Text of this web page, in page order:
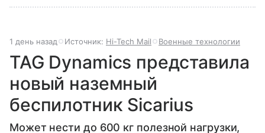
1 день назад Источник: Hi-Tech Mail Военные технологии
TAG Dynamics представила
новый наземный
беспилотник Sicarius
Может нести до 600 кг полезной нагрузки,